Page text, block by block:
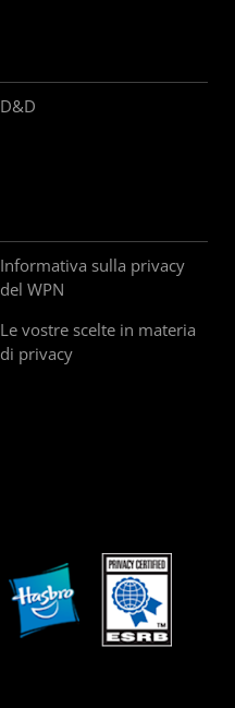
D&D
Informativa sulla privacy
del WPN
Le vostre scelte in materia
di privacy